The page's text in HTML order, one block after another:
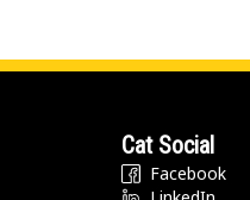
Cat Social
Facebook